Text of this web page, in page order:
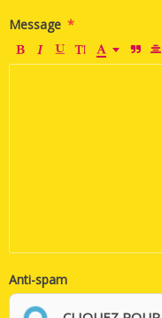
Message
Anti-spam